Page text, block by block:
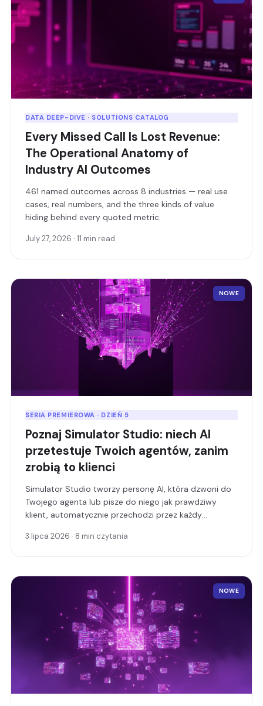
DATA DEEP-DIVE · SOLUTIONS CATALOG
Every Missed Call Is Lost Revenue:
The Operational Anatomy of
Industry AI Outcomes
461 named outcomes across 8 industries — real use
cases, real numbers, and the three kinds of value
hiding behind every quoted metric.
July 27, 2026 · 11 min read
NOWE
SERIA PREMIEROWA · DZIEŃ 5
Poznaj Simulator Studio: niech AI
przetestuje Twoich agentów, zanim
zrobią to klienci
Simulator Studio tworzy personę AI, która dzwoni do
Twojego agenta lub pisze do niego jak prawdziwy
klient, automatycznie przechodzi przez każdy
raport zaliczono/niezaliczono.
3 lipca 2026 · 8 min czytania
NOWE